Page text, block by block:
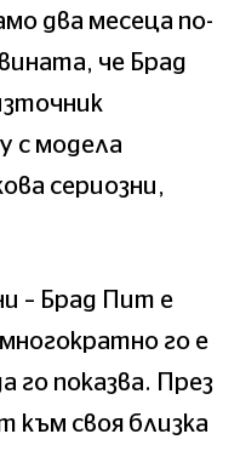
два месеца по-
че Брад
с модела
сериозни,
– Брад Пит е
го е
го показва. През
към своя близка